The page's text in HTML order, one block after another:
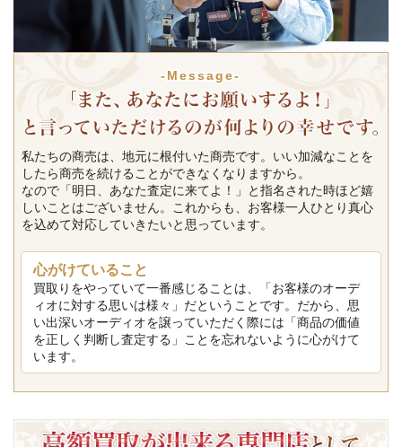
-Message-
私たちの商売は、地元に根付いた商売です。いい加減なことを
したら商売を続けることができなくなりますから。
なので「明日、あなた査定に来てよ！」と指名された時ほど嬉
しいことはございません。これからも、お客様一人ひとり真心
を込めて対応していきたいと思っています。
心がけていること
買取りをやっていて一番感じることは、「お客様のオーデ
ィオに対する思いは様々」だということです。だから、思
い出深いオーディオを譲っていただく際には「商品の価値
を正しく判断し査定する」ことを忘れないように心がけて
います。